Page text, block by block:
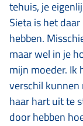
tehuis, je
Sieta is het
hebben.
maar wel in je
mijn moeder. Ik
verschil kunnen
haar hart uit te
door hebben